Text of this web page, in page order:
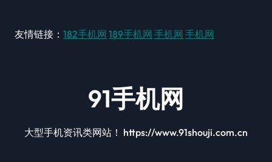
友情链接： 182手机网 189手机网 手机网 手机网
91手机网
大型手机资讯类网站！ https://www.91shouji.com.cn